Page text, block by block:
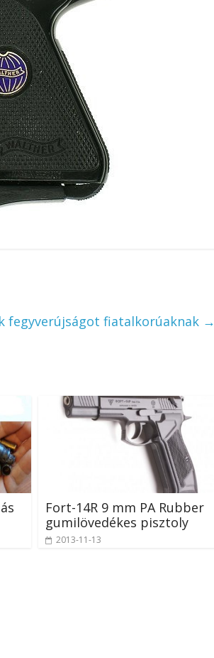
fegyverújságot fiatalkorúaknak →
Fort-14R 9 mm PA Rubber
gumilövedékes pisztoly
2013-11-13